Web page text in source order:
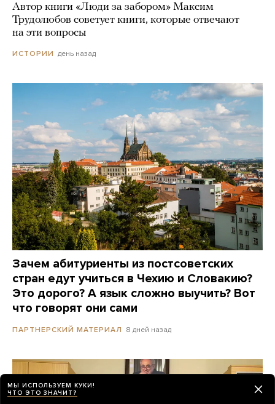
Автор книги «Люди за забором» Максим
Трудолюбов советует книги, которые отвечают
на эти вопросы
ИСТОРИИ день назад
Зачем абитуриенты из постсоветских
стран едут учиться в Чехию и Словакию?
Это дорого? А язык сложно выучить? Вот
что говорят они сами
ПАРТНЕРСКИЙ МАТЕРИАЛ 8 дней назад
МЫ ИСПОЛЬЗУЕМ КУКИ!
ЧТО ЭТО ЗНАЧИТ?